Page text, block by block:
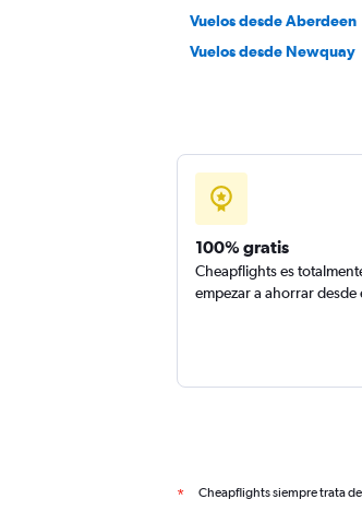
Vuelos desde Aberdeen
Vuelos desde Newquay
100% gratis
Cheapflights es
empezar a ahorrar
* Cheapflights siempre trata